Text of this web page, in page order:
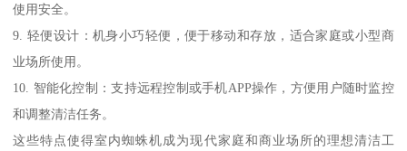
使用安全。
9. 轻便设计：机身小巧轻便，便于移动和存放，适合家庭或小型商
业场所使用。
10. 智能化控制：支持远程控制或手机APP操作，方便用户随时监控
和调整清洁任务。
这些特点使得室内蜘蛛机成为现代家庭和商业场所的理想清洁工